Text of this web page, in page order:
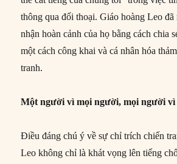
thông qua đối thoại. Giáo hoàng Leo đã
nhận hoàn cảnh của họ bằng cách chia
một cách công khai và cá nhân hóa
tranh.
Một người vì mọi người, mọi người
Điều đáng chú ý về sự chỉ trích chiến
Leo không chỉ là khát vọng lên tiếng